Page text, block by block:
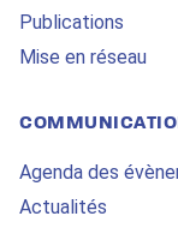
Publications
Mise en réseau
Agenda des
Actualités